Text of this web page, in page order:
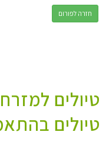
חזרה לפורום
טיולים
טיולים